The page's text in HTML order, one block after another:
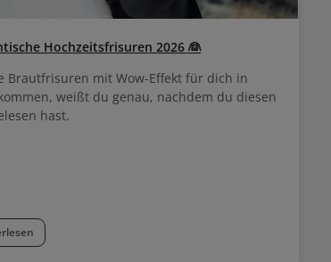
Hochzeitsfrisuren 2026 👰
Brautfrisuren mit Wow-Effekt für dich in
weißt du genau, nachdem du diesen
hast.